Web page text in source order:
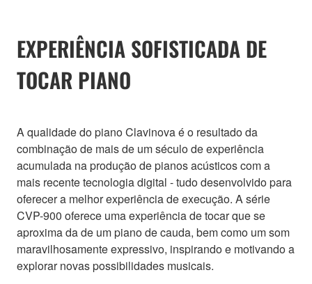
EXPERIÊNCIA SOFISTICADA DE
TOCAR PIANO
A qualidade do piano Clavinova é o resultado da
combinação de mais de um século de experiência
acumulada na produção de pianos acústicos com a
mais recente tecnologia digital - tudo desenvolvido para
oferecer a melhor experiência de execução. A série
CVP-900 oferece uma experiência de tocar que se
aproxima da de um piano de cauda, bem como um som
maravilhosamente expressivo, inspirando e motivando a
explorar novas possibilidades musicais.